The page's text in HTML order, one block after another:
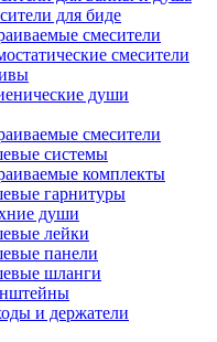
для биде
смесители
смесители
души
смесители
системы
комплекты
гарнитуры
души
лейки
панели
шланги
и держатели